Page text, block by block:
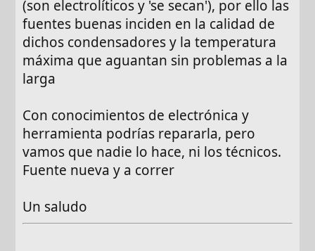
(son electrolíticos y 'se secan'), por ello las
fuentes buenas inciden en la calidad de
dichos condensadores y la temperatura
máxima que aguantan sin problemas a la
larga
Con conocimientos de electrónica y
herramienta podrías repararla, pero
vamos que nadie lo hace, ni los técnicos.
Fuente nueva y a correr
Un saludo